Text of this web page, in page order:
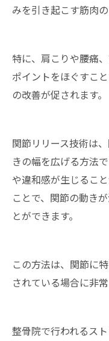
みを引き起こす筋肉
特に、肩こりや腰痛
ポイントをほぐすこ
の改善が促されます。
関節リリース技術は
きの幅を広げる方法
や違和感が生じるこ
ことで、関節の動き
とができます。
この方法は、関節に
されている場合に非常
整骨院で行われるス